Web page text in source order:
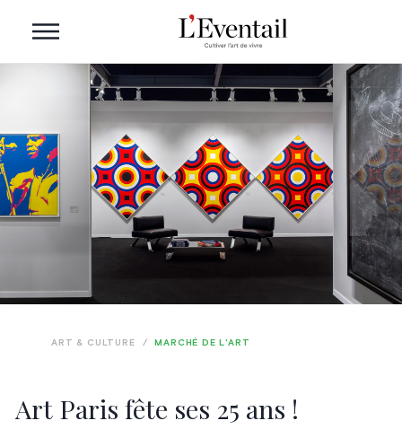
Art Paris fête ses 25 ans !
ART & CULTURE / MARCHÉ DE L'ART